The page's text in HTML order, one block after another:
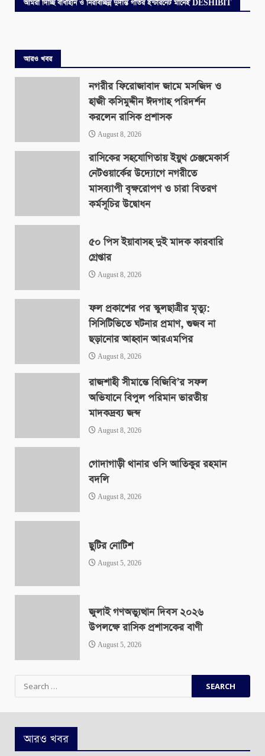
আমরা দিচ্ছি বাধাহীন ও নিরবিচ্ছিন্ন দুর্দান্ত গতির ইন্টারনেট মানেই DESHIBIT
আরও খবর
নগরীর ফিরোজাবাদ জামে মসজিদ ও
হাজী কসিমুদ্দীন ঈদগাহ পরিদর্শন
করলেন রাসিক প্রশাসক
August 8, 2026
রাসিকের সহযোগিতায় ইয়ুথ চেঞ্জমেকার্স
নেটওয়ার্কের উদ্যোগে নগরীতে
মাসব্যাপী বৃক্ষরোপণ ও চারা বিতরণ
কর্মসূচির উদ্বোধন
৫০ পিস ইয়াবাসহ দুই মাদক কারবারি
গ্রেপ্তার
August 8, 2026
ফল প্রকাশের পর স্কুলছাত্রীর মৃত্যু:
সিসিটিভিতে ঘটনার প্রমাণ, গুজব না
ছড়ানোর আহ্বান আরএমপির
August 8, 2026
রাজশাহী সীমান্তে বিজিবি’র সফল
অভিযানে বিপুল পরিমান ভারতীয়
মাদকদ্রব্য জব্দ
August 8, 2026
গোদাগাড়ী থানার ওসি আতিকুর রহমান
বদলি
August 8, 2026
ছুটির নোটিশ
August 5, 2026
জুলাই গণঅভ্যুত্থান দিবস ২০২৬
উপলক্ষে রাসিক প্রশাসকের বাণী
August 5, 2026
Search
for:
আরও খবর